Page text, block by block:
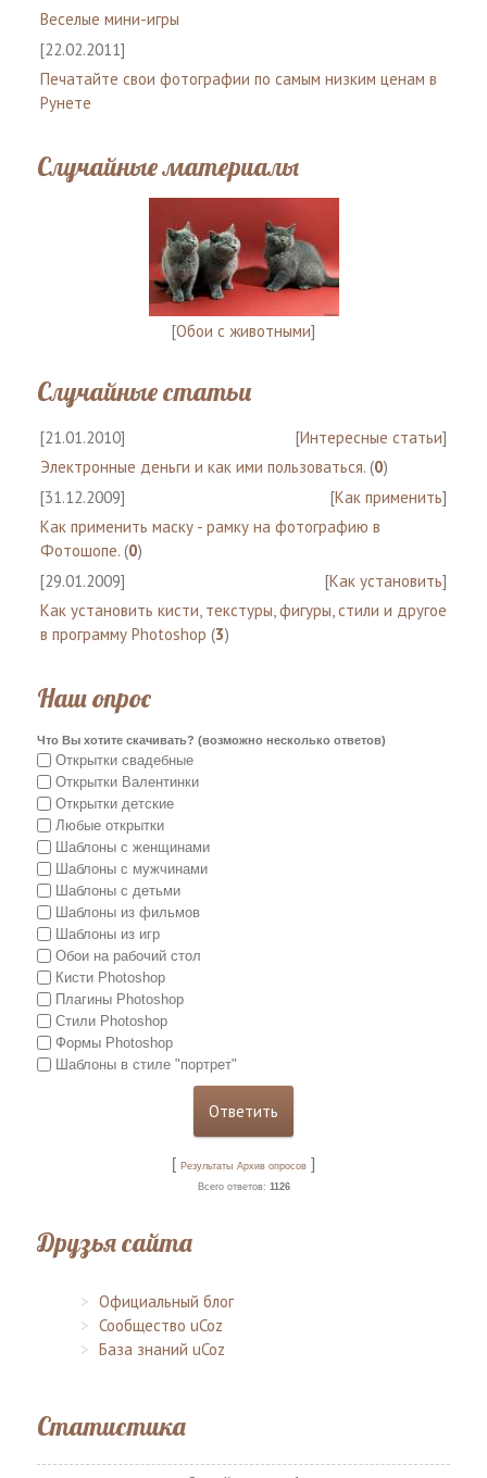
Веселые мини-игры
[22.02.2011]
Печатайте свои фотографии по самым низким ценам в
Рунете
Случайные материалы
[Обои с животными]
Случайные статьи
[21.01.2010] [Интересные статьи]
Электронные деньги и как ими пользоваться. (0)
[31.12.2009]
[Как применить]
Как применить маску - рамку на фотографию в
Фотошопе. (0)
[29.01.2009]
[Как установить]
Как установить кисти, текстуры, фигуры, стили и другое
в программу Photoshop (3)
Наш опрос
Что Вы хотите скачивать? (возможно несколько ответов)
Открытки свадебные
Открытки Валентинки
Открытки детские
Любые открытки
Шаблоны с женщинами
Шаблоны с мужчинами
Шаблоны с детьми
Шаблоны из фильмов
Шаблоны из игр
Обои на рабочий стол
Кисти Photoshop
Плагины Photoshop
Стили Photoshop
Формы Photoshop
Шаблоны в стиле "портрет"
[ Результаты Архив опросов ]
Всего ответов: 1126
Друзья сайта
Официальный блог
Сообщество uCoz
База знаний uCoz
Статистика